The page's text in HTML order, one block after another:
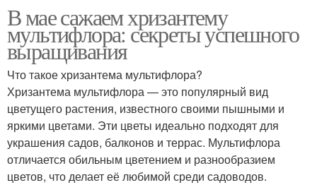
В мае сажаем хризантему
мультифлора: секреты успешного
выращивания
Что такое хризантема мультифлора?
Хризантема мультифлора — это популярный вид
цветущего растения, известного своими пышными и
яркими цветами. Эти цветы идеально подходят для
украшения садов, балконов и террас. Мультифлора
отличается обильным цветением и разнообразием
цветов, что делает её любимой среди садоводов.